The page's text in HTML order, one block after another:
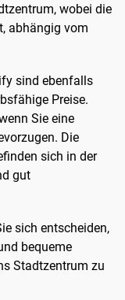
wobei die
abhängig vom
sind ebenfalls
Preise.
Sie eine
Die
sich in der
gut
sich entscheiden,
bequeme
Stadtzentrum zu